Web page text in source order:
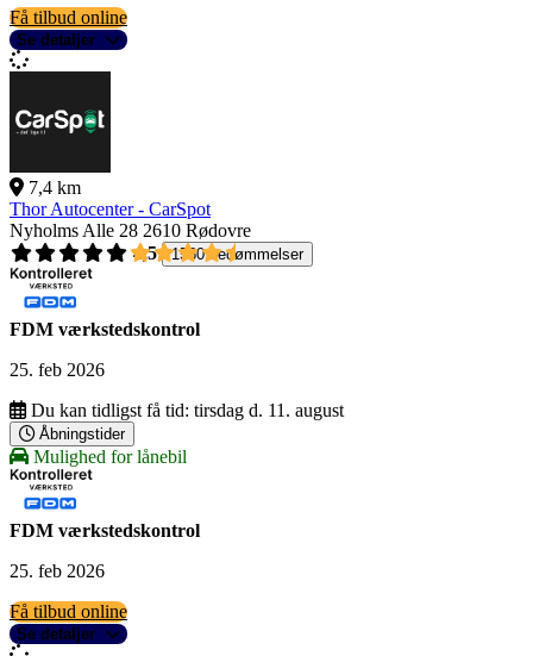
Få tilbud online
Se detaljer
7,4 km
Thor Autocenter - CarSpot
Nyholms Alle 28 2610 Rødovre
4,5
1560 bedømmelser
FDM værkstedskontrol
25. feb 2026
Du kan tidligst få tid: tirsdag d. 11. august
Åbningstider
Mulighed for lånebil
FDM værkstedskontrol
25. feb 2026
Få tilbud online
Se detaljer